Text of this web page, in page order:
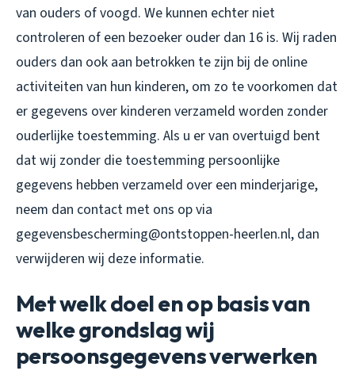
van ouders of voogd. We kunnen echter niet
controleren of een bezoeker ouder dan 16 is. Wij raden
ouders dan ook aan betrokken te zijn bij de online
activiteiten van hun kinderen, om zo te voorkomen dat
er gegevens over kinderen verzameld worden zonder
ouderlijke toestemming. Als u er van overtuigd bent
dat wij zonder die toestemming persoonlijke
gegevens hebben verzameld over een minderjarige,
neem dan contact met ons op via
gegevensbescherming@ontstoppen-heerlen.nl, dan
verwijderen wij deze informatie.
Met welk doel en op basis van
welke grondslag wij
persoonsgegevens verwerken